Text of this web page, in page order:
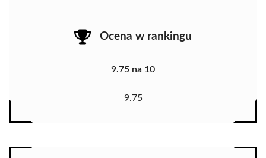
Ocena w rankingu
9.75 na 10
9.75